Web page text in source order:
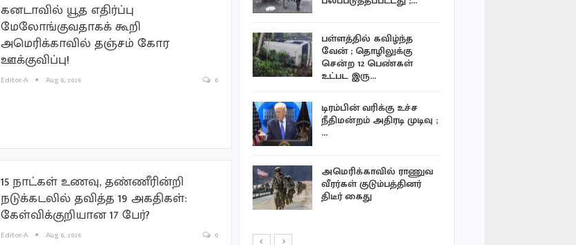
கனடாவில் யூத எதிர்ப்பு
மேலோங்குவதாகக் கூறி
அமெரிக்காவில் தஞ்சம் கோர
ஊக்குவிப்பு!
Editor-A Aug 6, 2026 0
15 நாட்கள் உணவு, தண்ணீரின்றி
நடுக்கடலில் தவித்த 19 அகதிகள்:
கேள்விக்குறியான 17 பேர்?
Editor-A Aug 6, 2026 0
கீரிமலையில்
பள்ளங்களுக்குள்
வாகனங்களுடனும்…
ஈரானில் 21 இஸ்ரேலிய
உளவாளிகள் கைது! மரண
தண்டனை விதிப்பா?
பள்ளத்தில் கவிழ்ந்த
வேன் ; தொழிலுக்கு
சென்ற 12 பெண்கள்
உட்பட இரு…
டிரம்பின் வரிக்கு உச்ச
நீதிமன்றம் அதிரடி முடிவு ;
…
அமெரிக்காவில் ராணுவ
வீரர்கள் குடும்பத்தினர்
திடீர் கைது